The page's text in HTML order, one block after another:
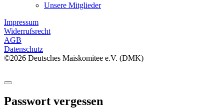
Unsere Mitglieder
Impressum
Widerrufsrecht
AGB
Datenschutz
©2026 Deutsches Maiskomitee e.V. (DMK)
Passwort vergessen